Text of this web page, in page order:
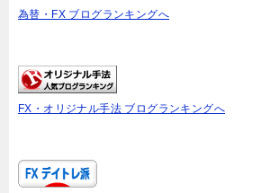
為替・FX ブログランキングへ
FX・オリジナル手法 ブログランキングへ